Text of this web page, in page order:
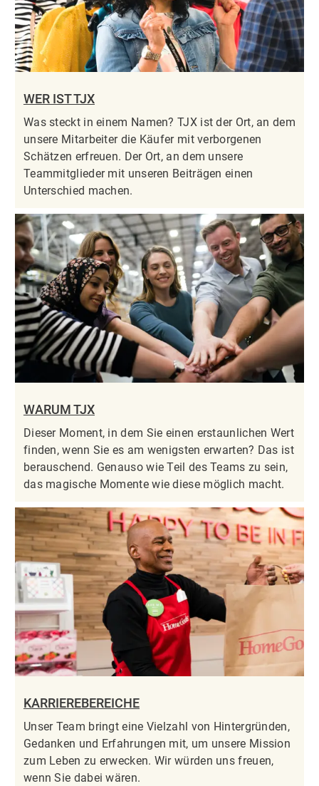
WER IST TJX
Was steckt in einem Namen? TJX ist der Ort, an dem
unsere Mitarbeiter die Käufer mit verborgenen
Schätzen erfreuen. Der Ort, an dem unsere
Teammitglieder mit unseren Beiträgen einen
Unterschied machen.
WARUM TJX
Dieser Moment, in dem Sie einen erstaunlichen Wert
finden, wenn Sie es am wenigsten erwarten? Das ist
berauschend. Genauso wie Teil des Teams zu sein,
das magische Momente wie diese möglich macht.
KARRIEREBEREICHE
Unser Team bringt eine Vielzahl von Hintergründen,
Gedanken und Erfahrungen mit, um unsere Mission
zum Leben zu erwecken. Wir würden uns freuen,
wenn Sie dabei wären.